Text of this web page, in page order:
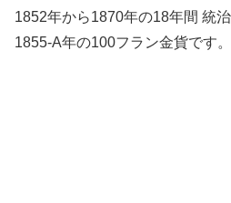
1852年から1870年の18年間 統治
1855-A年の100フラン金貨です。